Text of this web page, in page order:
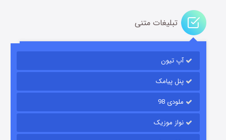
تبلیغات متنی
آپ تیون
پنل پیامک
ملودی 98
نواز موزیک